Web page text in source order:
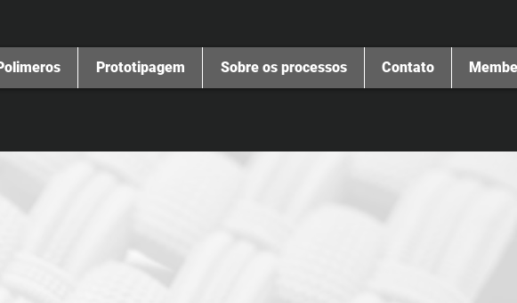
Prototipagem Sobre os processos Contato